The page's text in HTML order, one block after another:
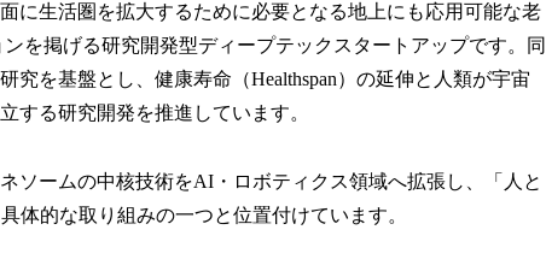
に生活圏を拡大するために必要となる地上にも応用可能な老
を掲げる研究開発型ディープテックスタートアップです。同
究を基盤とし、健康寿命（Healthspan）の延伸と人類が宇宙
する研究開発を推進しています。
ソームの中核技術をAI・ロボティクス領域へ拡張し、「人と
体的な取り組みの一つと位置付けています。